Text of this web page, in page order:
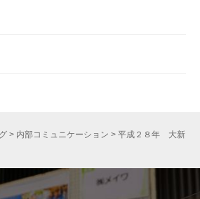
> 内部コミュニケーション > 平成２８年 大新